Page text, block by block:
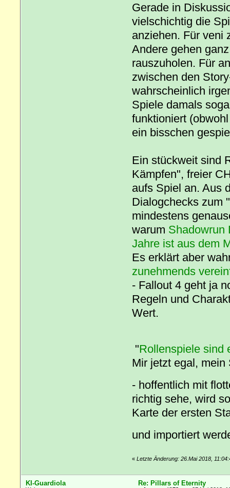
Gerade in
vielschichtig die
anziehen. Für veni
Andere gehen
rauszuholen. Für
zwischen den
wahrscheinlich
Spiele damals
funktioniert
ein bisschen
Ein stückweit sind
Kämpfen", freier
aufs Spiel an. Aus
Dialogchecks zum
mindestens
warum Shadowrun
Jahre ist aus dem
Es erklärt aber
zunehmends
- Fallout 4 geht ja
Regeln und
Wert.
"Rollenspiele sind
Mir jetzt egal,
- hoffentlich mit
richtig sehe, wird
Karte der ersten
und importiert
« Letzte Änderung: 26.Mai 2018,
KI-Guardiola Re: Pillars of Eternity